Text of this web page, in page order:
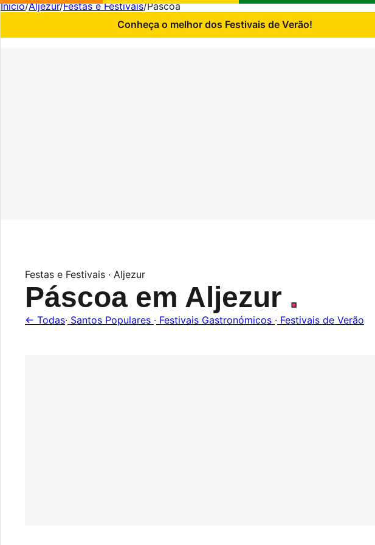
Início/Aljezur/Festas e Festivais/Páscoa
Conheça o melhor dos Festivais de Verão!
Festas e Festivais · Aljezur
Páscoa em Aljezur .
← Todas· Santos Populares · Festivais Gastronómicos · Festivais de Verão